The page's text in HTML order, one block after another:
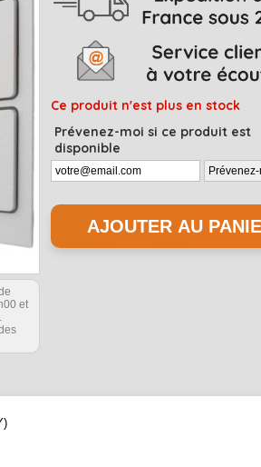
et
Ce produit n'est plus en stock
Prévenez-moi si ce produit est
disponible